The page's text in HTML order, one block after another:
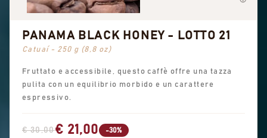
PANAMA BLACK HONEY - LOTTO 21
Catuaí - 250 g (8,8 oz)
Fruttato e accessibile, questo caffè offre una tazza
pulita con un equilibrio morbido e un carattere
espressivo.
€ 30,00€ 21,00 -30%